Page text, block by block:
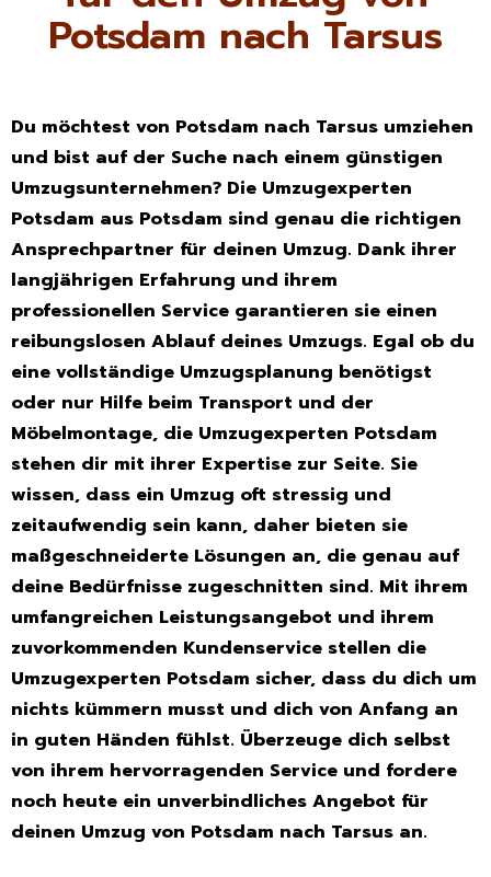
Potsdam nach Tarsus
Du möchtest von Potsdam nach Tarsus umziehen
und bist auf der Suche nach einem günstigen
Umzugsunternehmen? Die Umzugexperten
Potsdam aus Potsdam sind genau die richtigen
Ansprechpartner für deinen Umzug. Dank ihrer
langjährigen Erfahrung und ihrem
professionellen Service garantieren sie einen
reibungslosen Ablauf deines Umzugs. Egal ob du
eine vollständige Umzugsplanung benötigst
oder nur Hilfe beim Transport und der
Möbelmontage, die Umzugexperten Potsdam
stehen dir mit ihrer Expertise zur Seite. Sie
wissen, dass ein Umzug oft stressig und
zeitaufwendig sein kann, daher bieten sie
maßgeschneiderte Lösungen an, die genau auf
deine Bedürfnisse zugeschnitten sind. Mit ihrem
umfangreichen Leistungsangebot und ihrem
zuvorkommenden Kundenservice stellen die
Umzugexperten Potsdam sicher, dass du dich um
nichts kümmern musst und dich von Anfang an
in guten Händen fühlst. Überzeuge dich selbst
von ihrem hervorragenden Service und fordere
noch heute ein unverbindliches Angebot für
deinen Umzug von Potsdam nach Tarsus an.